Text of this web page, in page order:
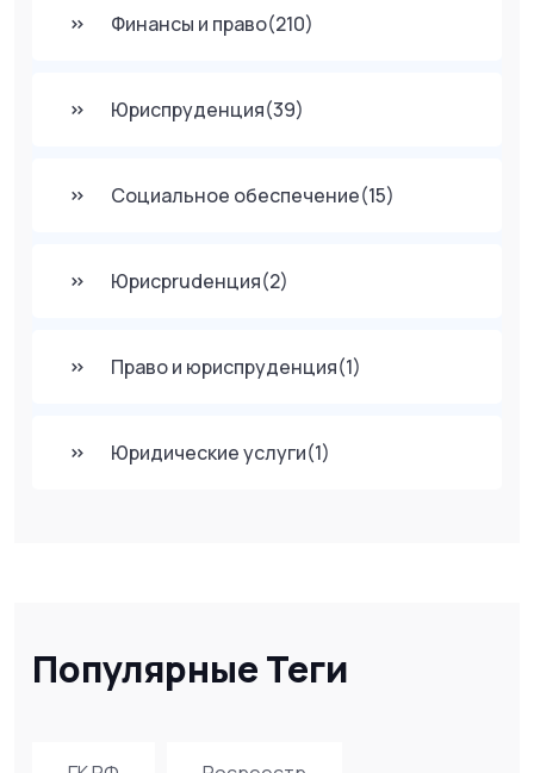
Финансы и право(210)
Юриспруденция(39)
Социальное обеспечение(15)
Юрисprudенция(2)
Право и юриспруденция(1)
Юридические услуги(1)
Популярные Теги